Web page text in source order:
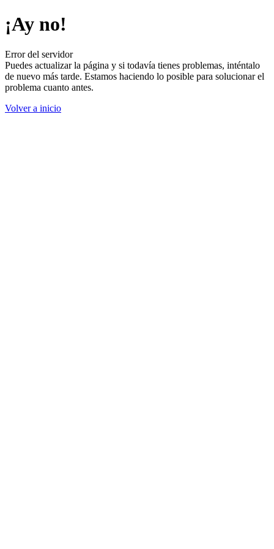
¡Ay no!
Error del servidor
Puedes actualizar la página y si todavía tienes problemas, inténtalo
de nuevo más tarde. Estamos haciendo lo posible para solucionar el
problema cuanto antes.
Volver a inicio